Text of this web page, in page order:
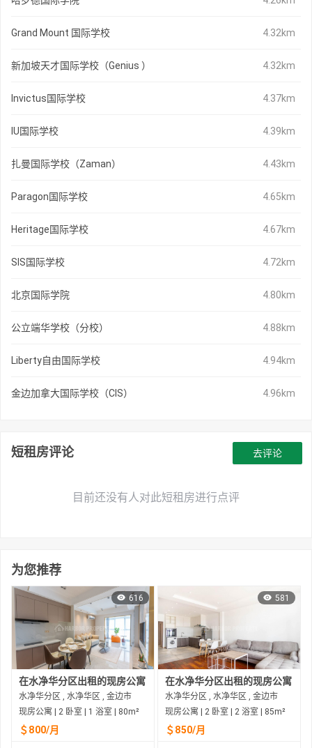
Grand Mount 国际学校 4.32km
新加坡天才国际学校（Genius ） 4.32km
Invictus国际学校 4.37km
IU国际学校 4.39km
扎曼国际学校（Zaman） 4.43km
Paragon国际学校 4.65km
Heritage国际学校 4.67km
SIS国际学校 4.72km
北京国际学院 4.80km
公立端华学校（分校） 4.88km
Liberty自由国际学校 4.94km
金边加拿大国际学校（CIS） 4.96km
短租房评论
目前还没有人对此短租房进行点评
去评论
为您推荐
616
在水净华分区出租的现房公寓
水净华分区 , 水净华区 , 金边市
现房公寓 | 2 卧室 | 1 浴室 | 80m²
＄800/月
581
在水净华分区出租的现房公寓
水净华分区 , 水净华区 , 金边市
现房公寓 | 2 卧室 | 2 浴室 | 85m²
＄850/月